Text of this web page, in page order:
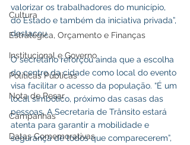
Cultura
Estratégica, Orçamento e Finanças
Institucional e Governo
Políticas Públicas
Nota de Pesar
Campanhas
Datas Comemorativas
valorizar os trabalhadores do município,
do Estado e também da iniciativa privada”,
destacou.
O secretário reforçou ainda que a escolha
do centro da cidade como local do evento
visa facilitar o acesso da população. “É um
local simbólico, próximo das casas das
pessoas. A Secretaria de Trânsito estará
atenta para garantir a mobilidade e
segurança de todos que comparecerem”,